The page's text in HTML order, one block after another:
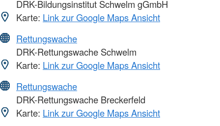
DRK-Bildungsinstitut Schwelm gGmbH
Karte: Link zur Google Maps Ansicht
Rettungswache
DRK-Rettungswache Schwelm
Karte: Link zur Google Maps Ansicht
Rettungswache
DRK-Rettungswache Breckerfeld
Karte: Link zur Google Maps Ansicht